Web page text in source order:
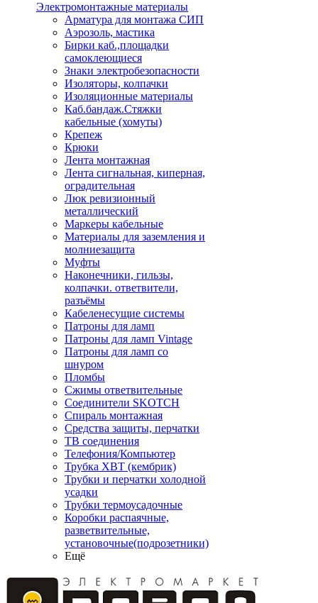
Электромонтажные материалы
Арматура для монтажа СИП
Аэрозоль, мастика
Бирки каб.,площадки
самоклеющиеся
Знаки электробезопасности
Изоляторы, колпачки
Изоляционные материалы
Каб.бандаж.Стяжки
кабельные (хомуты)
Крепеж
Крюки
Лента монтажная
Лента сигнальная, киперная,
оградительная
Люк ревизионный
металлический
Маркеры кабельные
Материалы для заземления и
молниезащита
Муфты
Наконечники, гильзы,
колпачки. ответвители,
разъёмы
Кабеленесущие системы
Патроны для ламп
Патроны для ламп Vintage
Патроны для ламп со
шнуром
Пломбы
Сжимы ответвительные
Соединители SKOTCH
Спираль монтажная
Средства защиты, перчатки
ТВ соединения
Телефония/Компьютер
Трубка ХВТ (кембрик)
Трубки и перчатки холодной
усадки
Трубки термоусадочные
Коробки распаячные,
разветвительные,
установочные(подрозетники)
Ещё